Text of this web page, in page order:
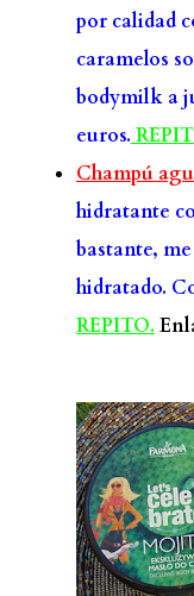
por calidad
caramelos
bodymilk a
euros.
Champú
hidratante
bastante,
hidratado.
REPITO.